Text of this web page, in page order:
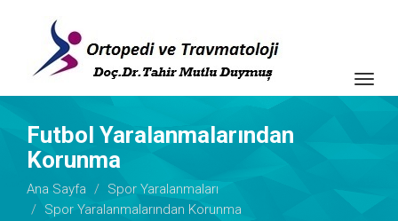
Futbol Yaralanmalarından
Korunma
Ana Sayfa
Spor Yaralanmaları
Spor Yaralanmalarından Korunma